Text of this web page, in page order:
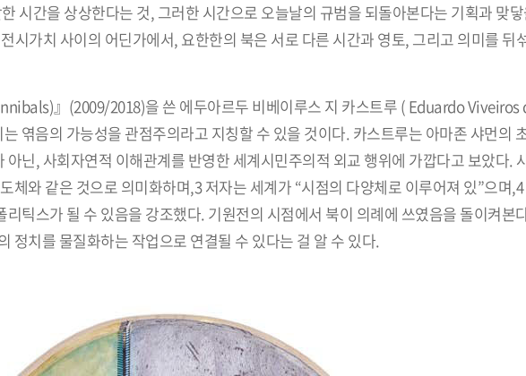
시간을 상상한다는 것, 그러한 시간으로 오늘날의 규범을 되돌아본다는 기획과 맞
시가치 사이의 어딘가에서, 요한한의 북은 서로 다른 시간과 영토, 그리고 의미를 뒤
』(2009/2018)을 쓴 에두아르두 비베이루스 지 카스트루 ( Eduardo Viveiros
엮음의 가능성을 관점주의라고 지칭할 수 있을 것이다. 카스트루는 아마존 샤먼의
닌, 사회자연적 이해관계를 반영한 세계시민주의적 외교 행위에 가깝다고 보았다.
체와 같은 것으로 의미화하며,3 저자는 세계가 “시점의 다양체로 이루어져 있”으며
틱스가 될 수 있음을 강조했다. 기원전의 시점에서 북이 의례에 쓰였음을 돌이켜본
정치를 물질화하는 작업으로 연결될 수 있다는 걸 알 수 있다.